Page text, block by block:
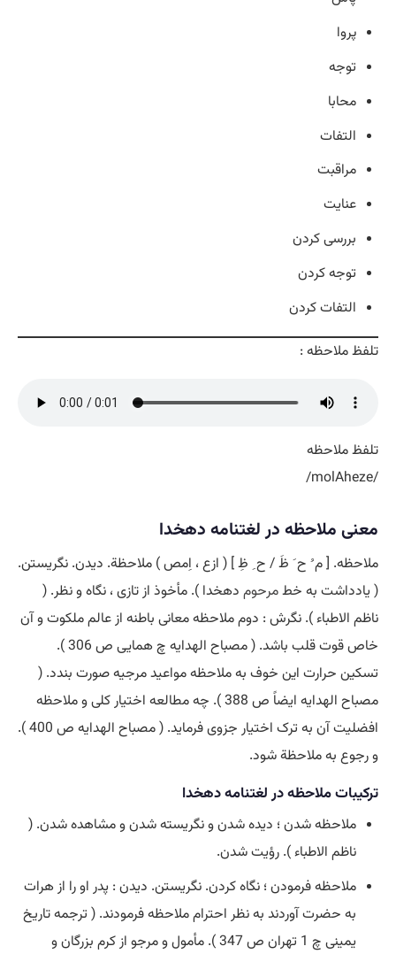
پروا
توجه
محابا
التفات
مراقبت
عنایت
بررسی کردن
توجه کردن
التفات کردن
تلفظ ملاحظه :
تلفظ ملاحظه
/molAheze/
معنی ملاحظه در لغتنامه دهخدا
ملاحظه. [ م ُ ح َ ظَ / ح ِ ظِ ] ( ازع ، اِمص ) ملاحظة. دیدن. نگریستن.
( یادداشت به خطمرحوم دهخدا ). مأخوذ از تازی ، نگاه و نظر. (
ناظم الاطباء ). نگرش : دوم ملاحظه معانی باطنه از عالم ملکوت و آن
خاص قوت قلب باشد. ( مصباح الهدایه چ همایی ص 306 ).
تسکین حرارت این خوف به ملاحظه مواعید مرجیه صورت بندد. (
مصباح الهدایه ایضاً ص 388 ). چه مطالعه اختیار کلی و ملاحظه
افضلیت آن به ترک اختیار جزوی فرماید. ( مصباح الهدایه ص 400 ).
و رجوع به ملاحظة شود.
ترکیبات ملاحظه در لغتنامه دهخدا
ملاحظه شدن ؛ دیده شدن و نگریسته شدن و مشاهده شدن. (
ناظم الاطباء ). رؤیت شدن.
ملاحظه فرمودن ؛ نگاه کردن. نگریستن. دیدن : پدر او را از هرات
به حضرت آوردند به نظر احترام ملاحظه فرمودند. ( ترجمه تاریخ
یمینی چ 1 تهران ص 347 ). مأمول و مرجو از کرم بزرگان و